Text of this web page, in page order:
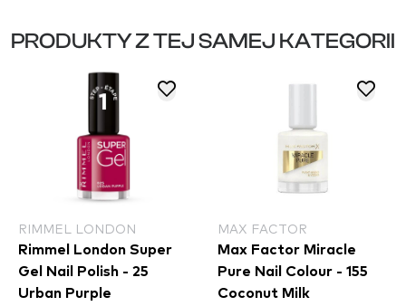
PRODUKTY Z TEJ SAMEJ KATEGORII
RIMMEL LONDON
Rimmel London Super
Gel Nail Polish - 25
Urban Purple
MAX FACTOR
Max Factor Miracle
Pure Nail Colour - 155
Coconut Milk